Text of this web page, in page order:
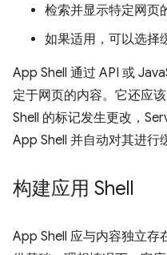
检索并显示特定网页
如果适用，可以选择
App Shell 通过 API 或
定于网页的内容。它还应
Shell 的标记发生更改，
App Shell 并自动对其进行
构建应用 Shell
App Shell 应与内容独立存